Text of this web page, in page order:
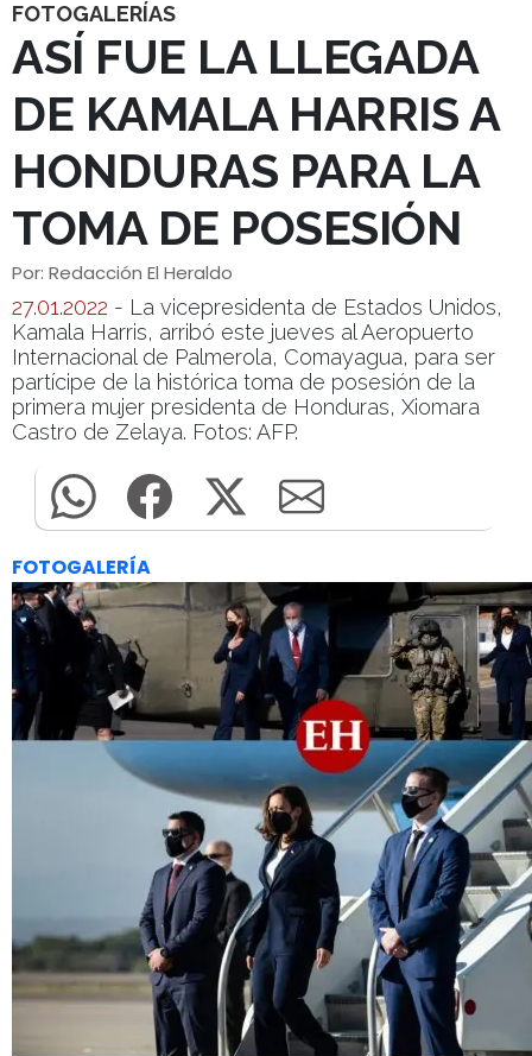
FOTOGALERÍAS
ASÍ FUE LA LLEGADA
DE KAMALA HARRIS A
HONDURAS PARA LA
TOMA DE POSESIÓN
Por: Redacción El Heraldo
27.01.2022 - La vicepresidenta de Estados Unidos,
Kamala Harris, arribó este jueves al Aeropuerto
Internacional de Palmerola, Comayagua, para ser
partícipe de la histórica toma de posesión de la
primera mujer presidenta de Honduras, Xiomara
Castro de Zelaya. Fotos: AFP.
FOTOGALERÍA